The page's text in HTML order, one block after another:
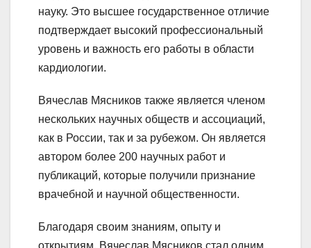
науку. Это высшее государственное отличие
подтверждает высокий профессиональный
уровень и важность его работы в области
кардиологии.
Вячеслав Мясников также является членом
нескольких научных обществ и ассоциаций,
как в России, так и за рубежом. Он является
автором более 200 научных работ и
публикаций, которые получили признание
врачебной и научной общественности.
Благодаря своим знаниям, опыту и